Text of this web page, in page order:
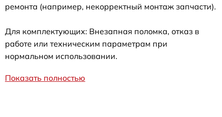
ремонта (например, некорректный монтаж запчасти).
Для комплектующих: Внезапная поломка, отказ в
работе или техническим параметрам при
нормальном использовании.
Показать полностью